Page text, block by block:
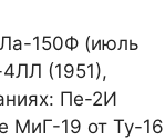
150Ф (июль
(1951),
Пе-2И
МиГ-19 от Ту-16